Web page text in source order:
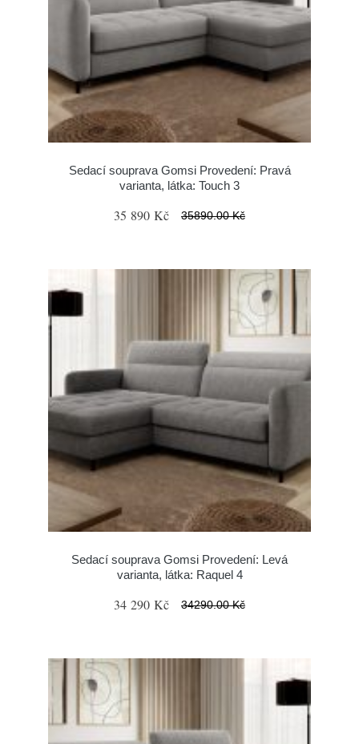
Sedací souprava Gomsi Provedení: Pravá
varianta, látka: Touch 3
35 890 Kč 35890.00 Kč
Sedací souprava Gomsi Provedení: Levá
varianta, látka: Raquel 4
34 290 Kč 34290.00 Kč